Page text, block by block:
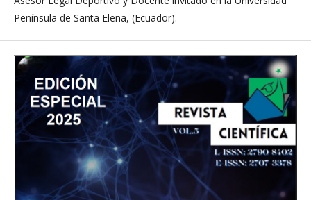
Península de Santa Elena, (Ecuador).